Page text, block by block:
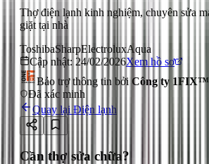
Thợ điện lạnh kinh nghiệm, chuyên sửa
giặt tại nhà
ToshibaSharpElectroluxAqua
Cập nhật: 24/02/2026Xem hồ sơ
Bảo trợ thông tin bởi Công ty 1FIX™
Đã xác minh
Quay lại Điện lạnh
Cần thợ sửa chữa?